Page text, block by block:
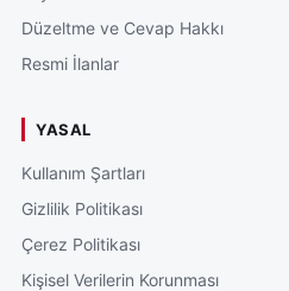
Düzeltme ve Cevap Hakkı
Resmi İlanlar
YASAL
Kullanım Şartları
Gizlilik Politikası
Çerez Politikası
Kişisel Verilerin Korunması